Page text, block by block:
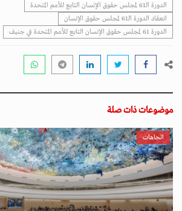
الدورة الـ61 لمجلس حقوق الإنسان التابع للأمم المتحدة
انعقاد الدورة الـ61 لمجلس حقوق الإنسان
الدورة 61 لمجلس حقوق الإنسان التابع للأمم المتحدة في جنيف
موضوعات ذات صلة
اتجاهات